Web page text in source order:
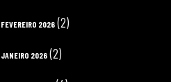
FEVEREIRO 2026 (2)
JANEIRO 2026 (2)